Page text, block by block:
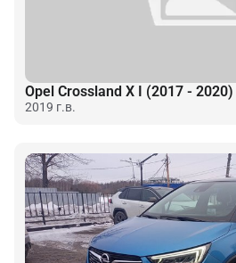
Opel Crossland X I (2017 - 2020)
2019 г.в.